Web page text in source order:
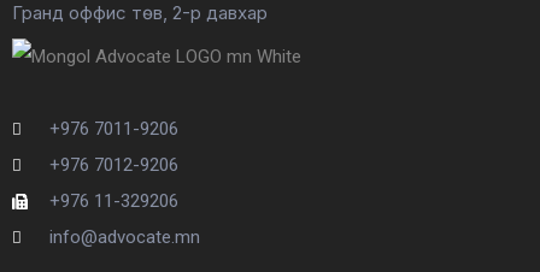
Гранд оффис төв, 2-р давхар
+976 7011-9206
+976 7012-9206
+976 11-329206
info@advocate.mn